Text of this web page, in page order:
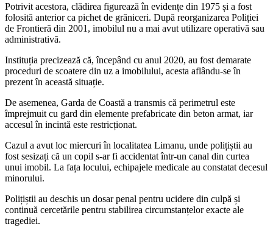
Potrivit acestora, clădirea figurează în evidențe din 1975 și a fost
folosită anterior ca pichet de grăniceri. După reorganizarea Poliției
de Frontieră din 2001, imobilul nu a mai avut utilizare operativă sau
administrativă.
Instituția precizează că, începând cu anul 2020, au fost demarate
proceduri de scoatere din uz a imobilului, acesta aflându-se în
prezent în această situație.
De asemenea, Garda de Coastă a transmis că perimetrul este
împrejmuit cu gard din elemente prefabricate din beton armat, iar
accesul în incintă este restricționat.
Cazul a avut loc miercuri în localitatea Limanu, unde polițiștii au
fost sesizați că un copil s-ar fi accidentat într-un canal din curtea
unui imobil. La fața locului, echipajele medicale au constatat decesul
minorului.
Polițiștii au deschis un dosar penal pentru ucidere din culpă și
continuă cercetările pentru stabilirea circumstanțelor exacte ale
tragediei.